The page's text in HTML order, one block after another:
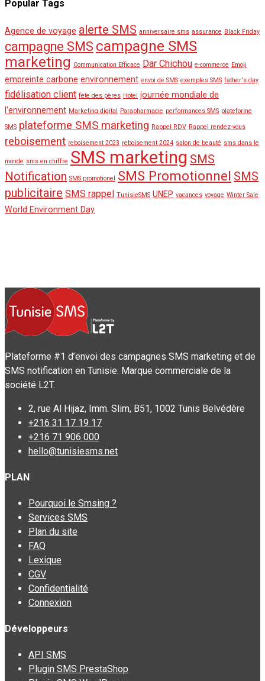
Popular Tags
Agence de voyage alerte SMS anniversaire sms assurance Black Friday
campagne SMS campagne SMS
marketing Communication Efficace Dar Chichou e-commerce Emoji
empreinte carbone environnement envoi de SMS exemples SMS father's day
fidélisation client fête des pères Hotel journée mondiale de
l'environnement Marketing digital Parapharmacie performances SMS plateforme
SMS plateforme SMS marketing Rappel RDV Rappel rendez-vous
reboisement reboisement 2023 reboisement 2024 salon de beauté sms dans le
monde sms en chiffre SMS marketing SMS
Notification SMS promotionel SMS Promotionnel SMS
publicitaire SMS rappel TunisieSMS UNEP vacances voyage Winter Sale
World Environment Day
Plateforme #1 d’envoi des campagnes SMS marketing et de
SMS notification en Tunisie. Marque commerciale de la
société L2T.
2, rue Al Hijaz, Imm. Slim, B51, 1002 Tunis Belvédère
+216 31 17 19 17
+216 71 906 000
hello@tunisiesms.net
PLAN
Pourquoi le Smsing ?
Services SMS
Plan du site
FAQ
Lexique
CGV
Confidentialité
Connexion
Développeurs
API SMS
Plugin SMS PrestaShop